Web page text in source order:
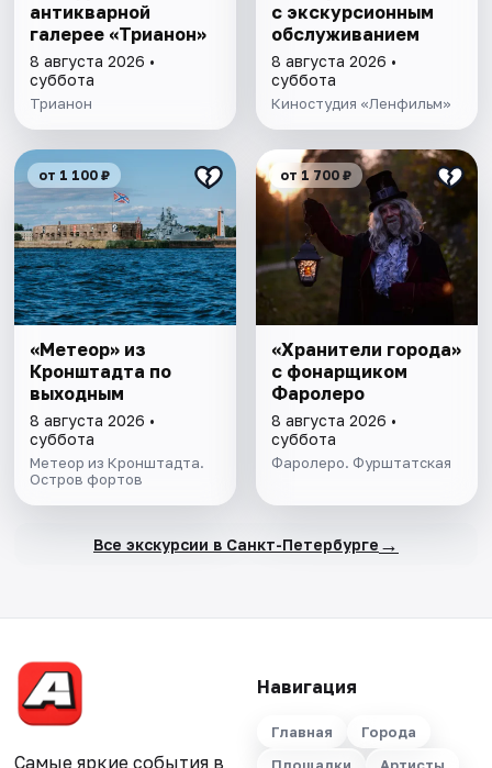
антикварной
галерее «Трианон»
8 августа 2026 •
суббота
Трианон
с экскурсионным
обслуживанием
8 августа 2026 •
суббота
Киностудия «Ленфильм»
от 1 100 ₽
«Метеор» из
Кронштадта по
выходным
8 августа 2026 •
суббота
Метеор из Кронштадта.
Остров фортов
от 1 700 ₽
«Хранители города»
с фонарщиком
Фаролеро
8 августа 2026 •
суббота
Фаролеро. Фурштатская
Все экскурсии в Санкт-Петербурге →
Самые яркие события в
Навигация
Главная
Города